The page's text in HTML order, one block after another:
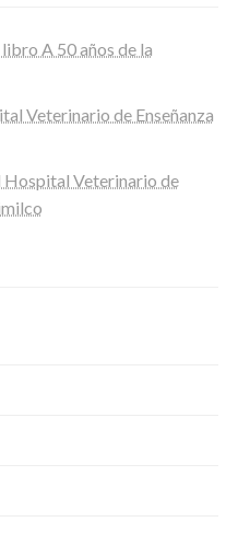
A 50 años de la
Veterinario de Enseñanza
Hospital Veterinario de